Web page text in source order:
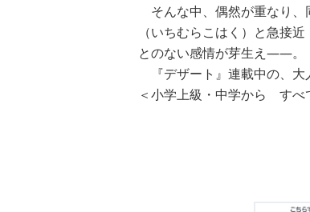
そんな中、偶然が重なり、
（いちむらこはく）と急接
とのない感情が芽生え――。
『デザート』連載中の、大
＜小学上級・中学から す